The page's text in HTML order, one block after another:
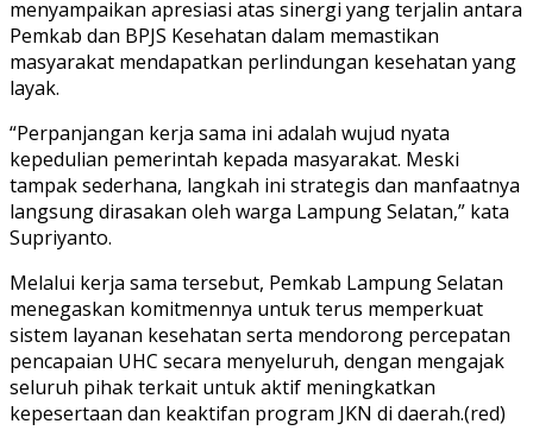
menyampaikan apresiasi atas sinergi yang terjalin antara
Pemkab dan BPJS Kesehatan dalam memastikan
masyarakat mendapatkan perlindungan kesehatan yang
layak.
“Perpanjangan kerja sama ini adalah wujud nyata
kepedulian pemerintah kepada masyarakat. Meski
tampak sederhana, langkah ini strategis dan manfaatnya
langsung dirasakan oleh warga Lampung Selatan,” kata
Supriyanto.
Melalui kerja sama tersebut, Pemkab Lampung Selatan
menegaskan komitmennya untuk terus memperkuat
sistem layanan kesehatan serta mendorong percepatan
pencapaian UHC secara menyeluruh, dengan mengajak
seluruh pihak terkait untuk aktif meningkatkan
kepesertaan dan keaktifan program JKN di daerah.(red)